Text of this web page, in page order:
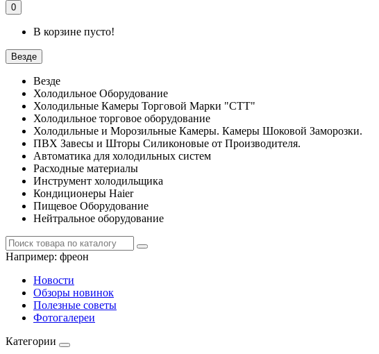
0
В корзине пусто!
Везде
Везде
Холодильное Оборудование
Холодильные Камеры Торговой Марки "СТТ"
Холодильное торговое оборудование
Холодильные и Морозильные Камеры. Камеры Шоковой Заморозки.
ПВХ Завесы и Шторы Силиконовые от Производителя.
Автоматика для холодильных систем
Расходные материалы
Инструмент холодильщика
Кондиционеры Haier
Пищевое Оборудование
Нейтральное оборудование
Например: фреон
Новости
Обзоры новинок
Полезные советы
Фотогалереи
Категории